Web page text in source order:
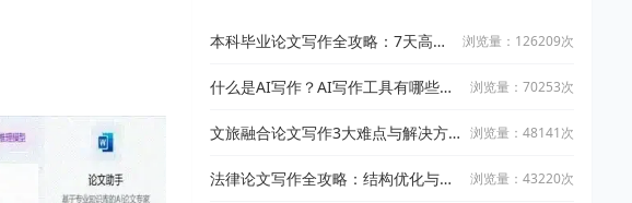
本科毕业论文写作全攻略：7天高效
浏览量：126209次
什么是AI写作？AI写作工具有哪些？
浏览量：70253次
文旅融合论文写作3大难点与解决方
浏览量：48141次
法律论文写作全攻略：结构优化与文
浏览量：43220次